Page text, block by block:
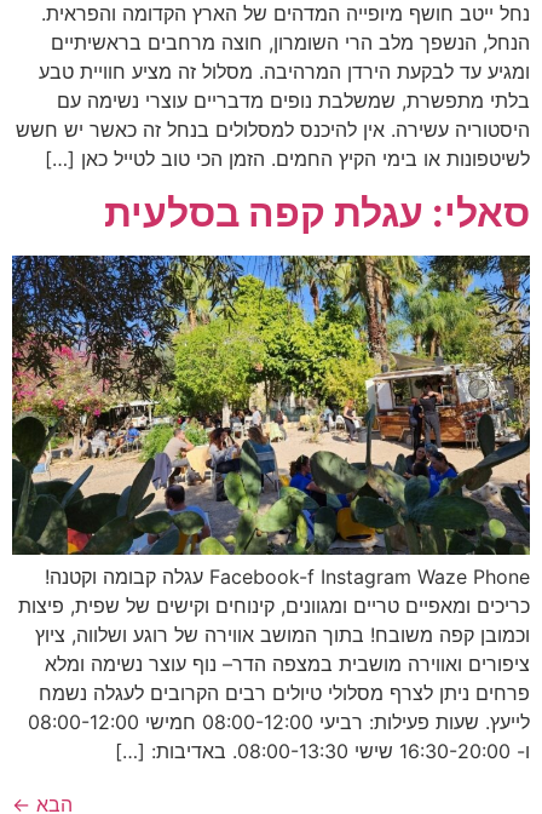
נחל ייטב חושף מיופייה המדהים של הארץ הקדומה והפראית.
הנחל, הנשפך מלב הרי השומרון, חוצה מרחבים בראשיתיים
ומגיע עד לבקעת הירדן המרהיבה. מסלול זה מציע חוויית טבע
בלתי מתפשרת, שמשלבת נופים מדבריים עוצרי נשימה עם
היסטוריה עשירה. אין להיכנס למסלולים בנחל זה כאשר יש חשש
לשיטפונות או בימי הקיץ החמים. הזמן הכי טוב לטייל כאן […]
סאלי: עגלת קפה בסלעית
Facebook-f Instagram Waze Phone עגלה קבומה וקטנה!
כריכים ומאפיים טריים ומגוונים, קינוחים וקישים של שפית, פיצות
וכמובן קפה משובח! בתוך המושב אווירה של רוגע ושלווה, ציוץ
ציפורים ואווירה מושבית במצפה הדר– נוף עוצר נשימה ומלא
פרחים ניתן לצרף מסלולי טיולים רבים הקרובים לעגלה נשמח
לייעץ. שעות פעילות: רביעי 08:00-12:00 חמישי 08:00-12:00
ו- 16:30-20:00 שישי 08:00-13:30. באדיבות: […]
הבא ←